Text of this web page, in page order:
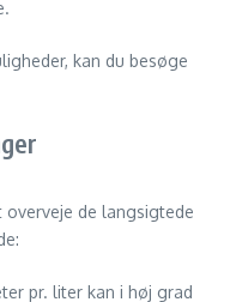
kan du besøge
de langsigtede
pr. liter kan i høj grad